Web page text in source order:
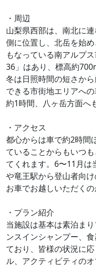
・周辺
山梨県西部は、南北に
側に位置し、北岳を始
もなっている南アルプ
36」はあり、標高約
冬は日照時間の短さか
できる市街地エリアへ
約1時間、八ヶ岳方面へ
・アクセス
都心からは車で約2時間
ていることからもいつ
てくれます。6〜11月は
や竜王駅から登山者向
お車でお越しいただくの
・プラン紹介
当施設は基本は素泊ま
ンスインシャンプー、
ており、皆様の状況に
ル、アクティビティの